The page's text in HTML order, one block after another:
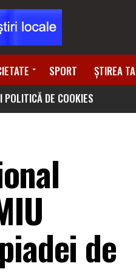
SPORT ȘTIREA TA
POLITICĂ DE COOKIES
de